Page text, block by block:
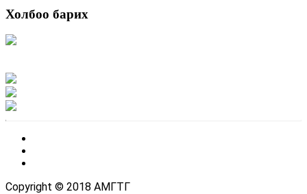
Холбоо барих
Copyright © 2018 АМГТГ